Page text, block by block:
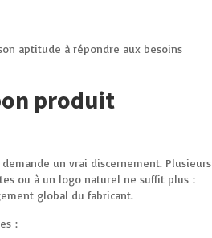
aptitude à répondre aux besoins
produit
un vrai discernement. Plusieurs
ou à un logo naturel ne suffit plus :
global du fabricant.
: